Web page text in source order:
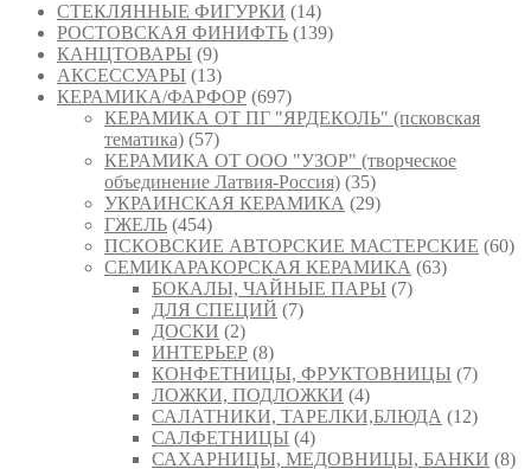
СТЕКЛЯННЫЕ ФИГУРКИ (14)
РОСТОВСКАЯ ФИНИФТЬ (139)
КАНЦТОВАРЫ (9)
АКСЕССУАРЫ (13)
КЕРАМИКА/ФАРФОР (697)
КЕРАМИКА ОТ ПГ "ЯРДЕКОЛЬ" (псковская
тематика) (57)
КЕРАМИКА ОТ ООО "УЗОР" (творческое
объединение Латвия-Россия) (35)
УКРАИНСКАЯ КЕРАМИКА (29)
ГЖЕЛЬ (454)
ПСКОВСКИЕ АВТОРСКИЕ МАСТЕРСКИЕ (60)
СЕМИКАРАКОРСКАЯ КЕРАМИКА (63)
БОКАЛЫ, ЧАЙНЫЕ ПАРЫ (7)
ДЛЯ СПЕЦИЙ (7)
ДОСКИ (2)
ИНТЕРЬЕР (8)
КОНФЕТНИЦЫ, ФРУКТОВНИЦЫ (7)
ЛОЖКИ, ПОДЛОЖКИ (4)
САЛАТНИКИ, ТАРЕЛКИ,БЛЮДА (12)
САЛФЕТНИЦЫ (4)
САХАРНИЦЫ, МЕДОВНИЦЫ, БАНКИ (8)